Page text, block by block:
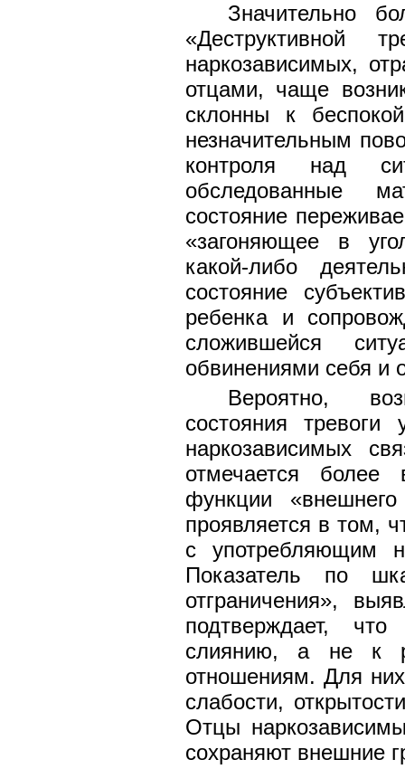
Значительно
«Деструктивной
наркозависимых,
отцами, чаще
склонны к
незначительным
контроля над
обследованные
состояние
«загоняющее в
какой-либо
состояние
ребенка и
сложившейся
обвинениями себя и
Вероятно,
состояния
наркозависимых
отмечается более
функции
проявляется в том,
с употребляющим
Показатель по
отграничения»,
подтверждает,
слиянию, а не к
отношениям. Для
слабости,
Отцы
сохраняют внешние